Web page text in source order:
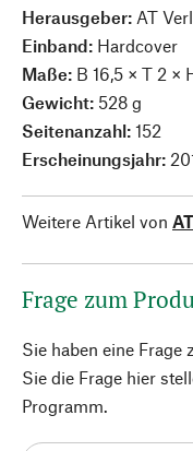
Herausgeber: AT
Einband: Hardcover
Maße: B 16,5 × T 2 ×
Gewicht: 528 g
Seitenanzahl: 152
Erscheinungsjahr:
Weitere Artikel von
Frage zum
Sie haben eine Frage
Sie die Frage hier
Programm.